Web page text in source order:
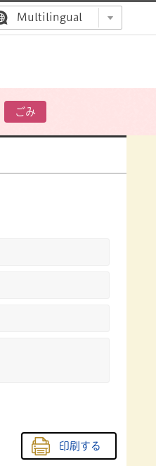
Multilingual
ごみ
印刷する